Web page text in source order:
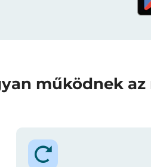
működnek